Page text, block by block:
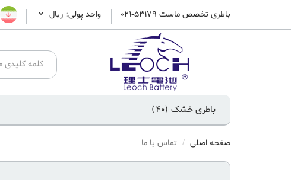
باطری تخصص ماست 53179-021 واحد پولی: ريال
باطری خشک (40)
صفحه اصلی تماس با ما